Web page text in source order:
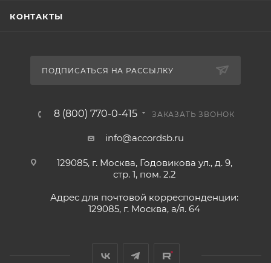
КОНТАКТЫ
ПОДПИСАТЬСЯ НА РАССЫЛКУ
8 (800) 770-0-415 ЗАКАЗАТЬ ЗВОНОК
info@accordsb.ru
129085, г. Москва, Годовикова ул., д. 9,
стр. 1, пом. 2.2
Адрес для почтовой корреспонденции:
129085, г. Москва, а/я. 64